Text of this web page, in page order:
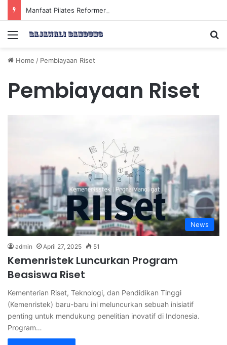
Menu
Home / Pembiayaan Riset
Pembiayaan Riset
News
admin April 27, 2025 51
Kemenristek Luncurkan Program
Beasiswa Riset
Kementerian Riset, Teknologi, dan Pendidikan Tinggi
(Kemenristek) baru-baru ini meluncurkan sebuah inisiatif
penting untuk mendukung penelitian inovatif di Indonesia.
Program…